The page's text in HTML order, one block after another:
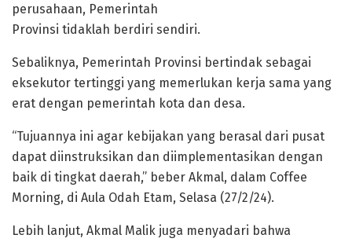
perusahaan, Pemerintah
Provinsi tidaklah berdiri sendiri.
Sebaliknya, Pemerintah Provinsi bertindak sebagai
eksekutor tertinggi yang memerlukan kerja sama yang
erat dengan pemerintah kota dan desa.
“Tujuannya ini agar kebijakan yang berasal dari pusat
dapat diinstruksikan dan diimplementasikan dengan
baik di tingkat daerah,” beber Akmal, dalam Coffee
Morning, di Aula Odah Etam, Selasa (27/2/24).
Lebih lanjut, Akmal Malik juga menyadari bahwa